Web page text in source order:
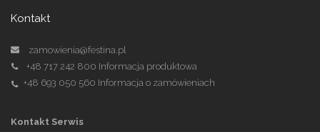
Kontakt
zamowienia@festina.pl
+48 717 242 800 Informacja produktowa
+48 693 050 560 Informacja o zamówieniach
Kontakt Serwis